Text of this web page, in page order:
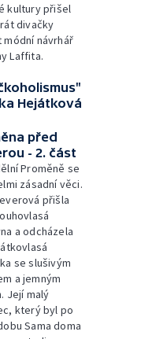
kultury přišel
divačky
módní návrhář
Laffita.
Hejátková
před
- 2. část
Proměně se
zásadní věci.
přišla
a odcházela
se slušivým
a jemným
Její malý
který byl po
Sama doma